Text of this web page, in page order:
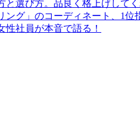
選び方。品良く格上げして
グ」のコーディネート、1位
性社員が本音で語る！